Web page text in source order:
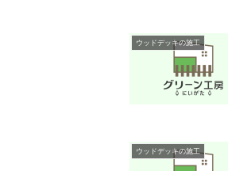
ウッドデッキの施工
ウッドデッキの施工